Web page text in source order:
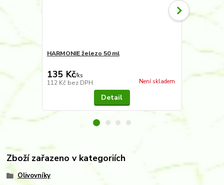
HARMONIE železo 50 ml
135 Kč/ks
112 Kč bez DPH Není skladem
Detail
Hnojivo
115 Kč/ ks
Zboží zařazeno v kategoriích
Olivovníky